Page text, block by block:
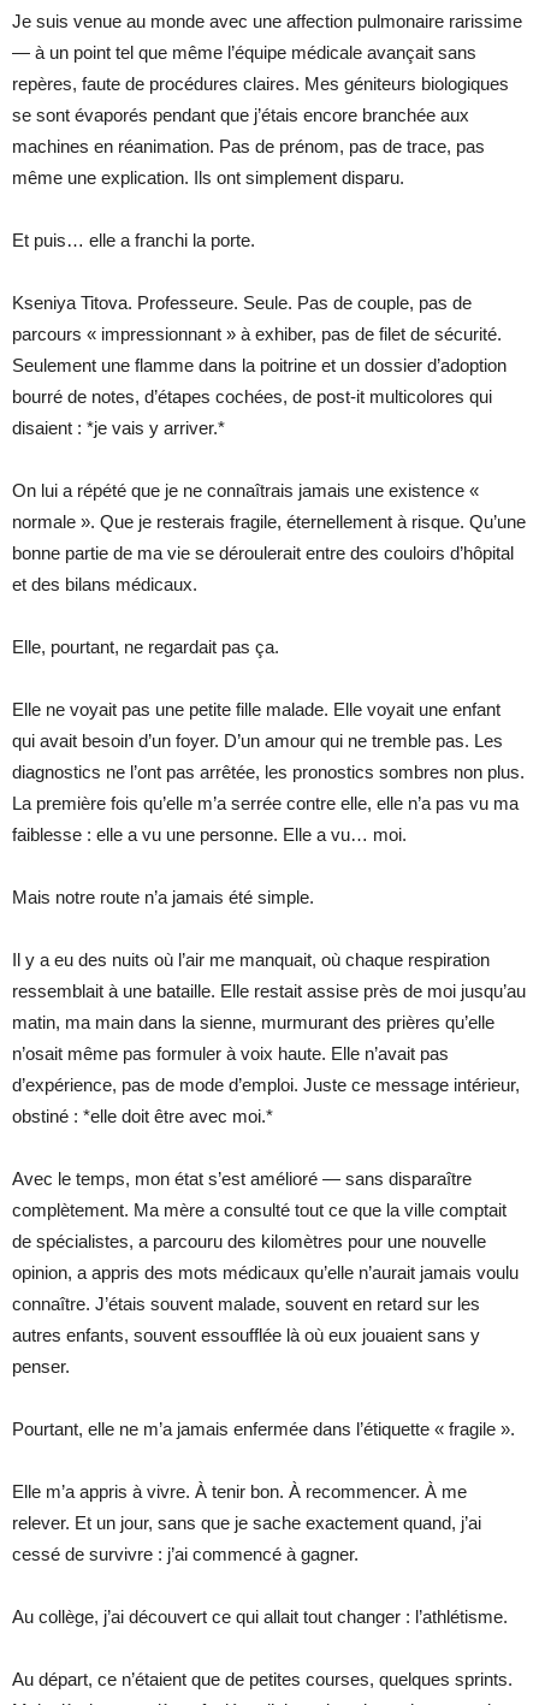
Je suis venue au monde avec une affection pulmonaire rarissime
— à un point tel que même l’équipe médicale avançait sans
repères, faute de procédures claires. Mes géniteurs biologiques
se sont évaporés pendant que j’étais encore branchée aux
machines en réanimation. Pas de prénom, pas de trace, pas
même une explication. Ils ont simplement disparu.
Et puis… elle a franchi la porte.
Kseniya Titova. Professeure. Seule. Pas de couple, pas de
parcours « impressionnant » à exhiber, pas de filet de sécurité.
Seulement une flamme dans la poitrine et un dossier d’adoption
bourré de notes, d’étapes cochées, de post-it multicolores qui
disaient : *je vais y arriver.*
On lui a répété que je ne connaîtrais jamais une existence «
normale ». Que je resterais fragile, éternellement à risque. Qu’une
bonne partie de ma vie se déroulerait entre des couloirs d’hôpital
et des bilans médicaux.
Elle, pourtant, ne regardait pas ça.
Elle ne voyait pas une petite fille malade. Elle voyait une enfant
qui avait besoin d’un foyer. D’un amour qui ne tremble pas. Les
diagnostics ne l’ont pas arrêtée, les pronostics sombres non plus.
La première fois qu’elle m’a serrée contre elle, elle n’a pas vu ma
faiblesse : elle a vu une personne. Elle a vu… moi.
Mais notre route n’a jamais été simple.
Il y a eu des nuits où l’air me manquait, où chaque respiration
ressemblait à une bataille. Elle restait assise près de moi jusqu’au
matin, ma main dans la sienne, murmurant des prières qu’elle
n’osait même pas formuler à voix haute. Elle n’avait pas
d’expérience, pas de mode d’emploi. Juste ce message intérieur,
obstiné : *elle doit être avec moi.*
Avec le temps, mon état s’est amélioré — sans disparaître
complètement. Ma mère a consulté tout ce que la ville comptait
de spécialistes, a parcouru des kilomètres pour une nouvelle
opinion, a appris des mots médicaux qu’elle n’aurait jamais voulu
connaître. J’étais souvent malade, souvent en retard sur les
autres enfants, souvent essoufflée là où eux jouaient sans y
penser.
Pourtant, elle ne m’a jamais enfermée dans l’étiquette « fragile ».
Elle m’a appris à vivre. À tenir bon. À recommencer. À me
relever. Et un jour, sans que je sache exactement quand, j’ai
cessé de survivre : j’ai commencé à gagner.
Au collège, j’ai découvert ce qui allait tout changer : l’athlétisme.
Au départ, ce n’étaient que de petites courses, quelques sprints.